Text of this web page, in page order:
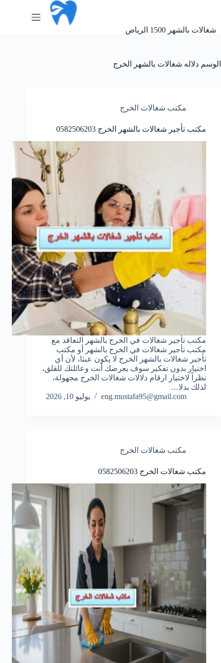
شغالات بالشهر 1500 الرياض
الوسم دلاله شغالات بالشهر الخرج
مكتب شغالات الخرج
مكتب تأجير شغالات بالشهر الخرج 0582506203
مكتب تأجير شغالات في الخرج بالشهر التعاقد مع
مكتب تأجير شغالات في الخرج بالشهر أو مكتب
تأجير شغالات بالشهر الخرج لا يكون عبثا، لأن أي
اختيار بدون تفكير سوف يعرضك أنت وعائلتك للقلق،
نظراً لاختيار ارقام دلالات شغالات الخرج مجهولة،
لذلك بدلا…
eng.mustafa95@gmail.com
يوليو 10, 2026
مكتب شغالات الخرج
مكتب شغالات الخرج 0582506203